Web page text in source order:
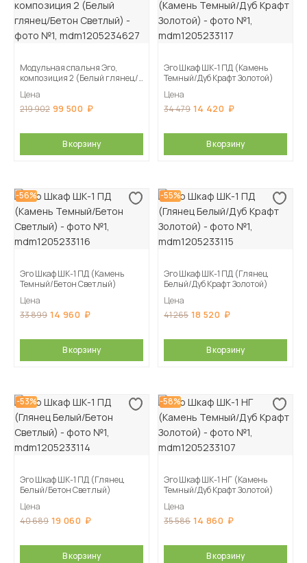
Модульная спальня Эго,
композиция 2 (Белый глянец/
Цена
219 902 99 500
В корзину
Эго Шкаф ШК-1 ПД (Камень
Темный/Дуб Крафт Золотой)
Цена
34 479 14 420
В корзину
-56%
Эго Шкаф ШК-1 ПД (Камень
Темный/Бетон Светлый)
Цена
33 899 14 960
В корзину
-55%
Эго Шкаф ШК-1 ПД (Глянец
Белый/Дуб Крафт Золотой)
Цена
41 265 18 520
В корзину
-53%
Эго Шкаф ШК-1 ПД (Глянец
Белый/Бетон Светлый)
Цена
40 689 19 060
В корзину
-58%
Эго Шкаф ШК-1 НГ (Камень
Темный/Дуб Крафт Золотой)
Цена
35 586 14 860
В корзину